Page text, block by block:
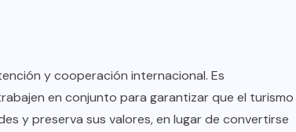
y cooperación internacional. Es
en conjunto para garantizar que el turismo
y preserva sus valores, en lugar de convertirse